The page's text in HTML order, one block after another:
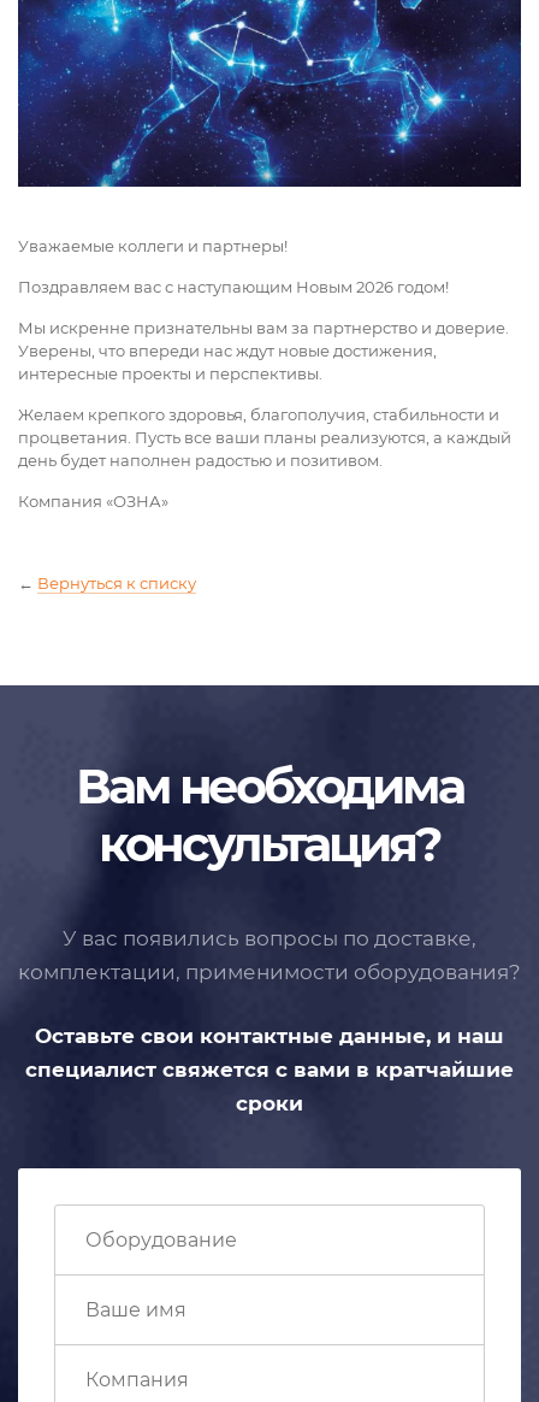
Уважаемые коллеги и партнеры!
Поздравляем вас с наступающим Новым 2026 годом!
Мы искренне признательны вам за партнерство и доверие.
Уверены, что впереди нас ждут новые достижения,
интересные проекты и перспективы.
Желаем крепкого здоровья, благополучия, стабильности и
процветания. Пусть все ваши планы реализуются, а каждый
день будет наполнен радостью и позитивом.
Компания «ОЗНА»
← Вернуться к списку
Вам необходима
консультация?
У вас появились вопросы по доставке,
комплектации, применимости оборудования?
Оставьте свои контактные данные, и наш
специалист свяжется с вами в кратчайшие
сроки